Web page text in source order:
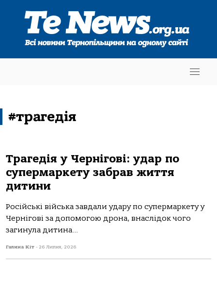
#трагедія
Трагедія у Чернігові: удар по
супермаркету забрав життя
дитини
Російські війська завдали удару по супермаркету у
Чернігові за допомогою дрона, внаслідок чого
загинула дитина...
Галина Кіт - 26 Липня, 2026